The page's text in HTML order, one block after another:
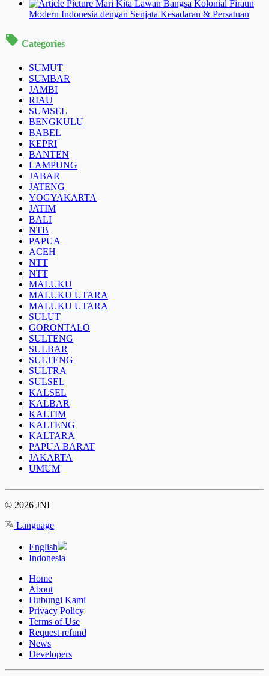
Mari Kita Lawan Bangsa Kolonial Firaun
Modern Indonesia dengan Senjata Kesadaran & Persatuan
Categories
SUMUT
SUMBAR
JAMBI
RIAU
SUMSEL
BENGKULU
BABEL
KEPRI
BANTEN
LAMPUNG
JABAR
JATENG
YOGYAKARTA
JATIM
BALI
NTB
PAPUA
ACEH
NTT
NTT
MALUKU
MALUKU UTARA
MALUKU UTARA
SULUT
GORONTALO
SULTENG
SULBAR
SULTENG
SULTRA
SULSEL
KALSEL
KALBAR
KALTIM
KALTENG
KALTARA
PAPUA BARAT
JAKARTA
UMUM
© 2026 JNI
Language
English
Indonesia
Home
About
Hubungi Kami
Privacy Policy
Terms of Use
Request refund
News
Developers